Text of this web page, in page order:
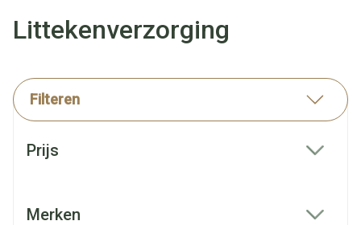
Littekenverzorging
Filteren
Prijs
Merken